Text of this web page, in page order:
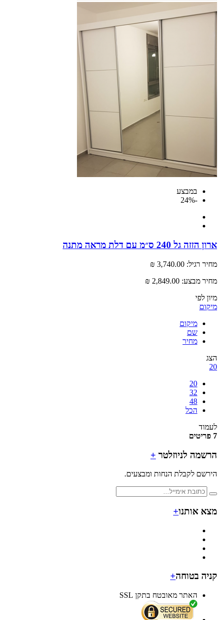
במבצע
240 ס״מ עם דלת מראה מתנה
רגיל: 3,740.00 ₪
מבצע: 2,849.00 ₪
מיקום
שם
מחיר
הכל
לניוזלטר+
לקבלת הנחות ומבצעים.
אותנו+
בטוחה+
האתר מאובטח בתקן SSL